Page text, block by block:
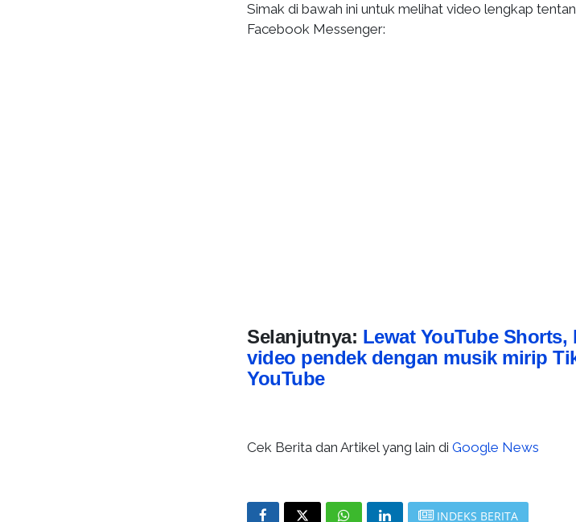
Simak di bawah ini untuk melihat video lengkap
Facebook Messenger:
Selanjutnya: Lewat YouTube Shorts,
video pendek dengan musik mirip
YouTube
Cek Berita dan Artikel yang lain di Google News
INDEKS BERITA